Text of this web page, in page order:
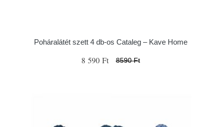
Poháralátét szett 4 db-os Cataleg – Kave Home
8 590 Ft 8590 Ft